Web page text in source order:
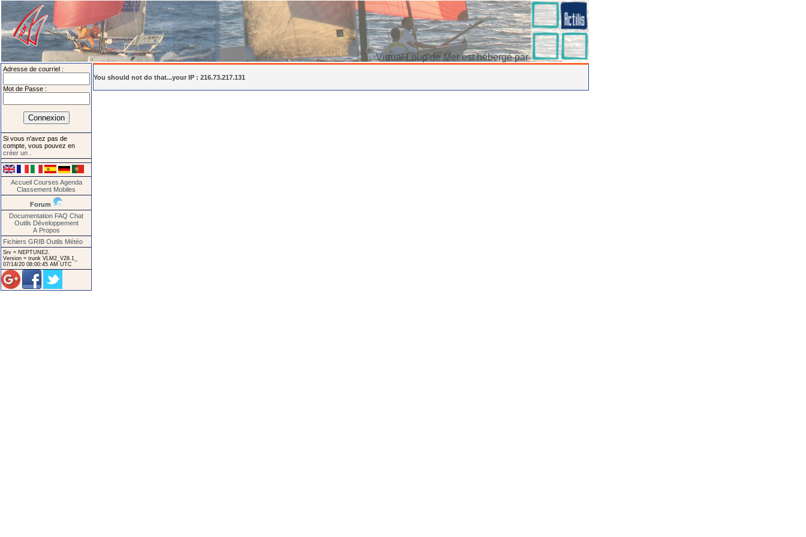
Virtual Loup de Mer est hébergé par
Adresse de courriel :
Mot de Passe :
Si vous n'avez pas de
compte, vous pouvez en
créer un
Accueil Courses Agenda
Classement Mobiles
Forum
Documentation FAQ Chat
Outils Développement
A Propos
Fichiers GRIB Outils Météo
Srv = NEPTUNE2.
Version = trunk VLM2_V28.1_
07/14/20 08:00:45 AM UTC
You should not do that...your IP : 216.73.217.131